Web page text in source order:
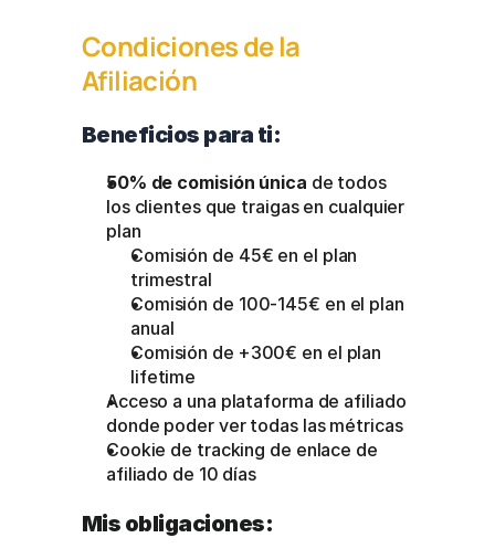
Condiciones de la
Afiliación
Beneficios para ti:
50% de comisión única de todos
los clientes que traigas en cualquier
plan
Comisión de 45€ en el plan
trimestral
Comisión de 100-145€ en el plan
anual
Comisión de +300€ en el plan
lifetime
Acceso a una plataforma de afiliado
donde poder ver todas las métricas
Cookie de tracking de enlace de
afiliado de 10 días
Mis obligaciones: